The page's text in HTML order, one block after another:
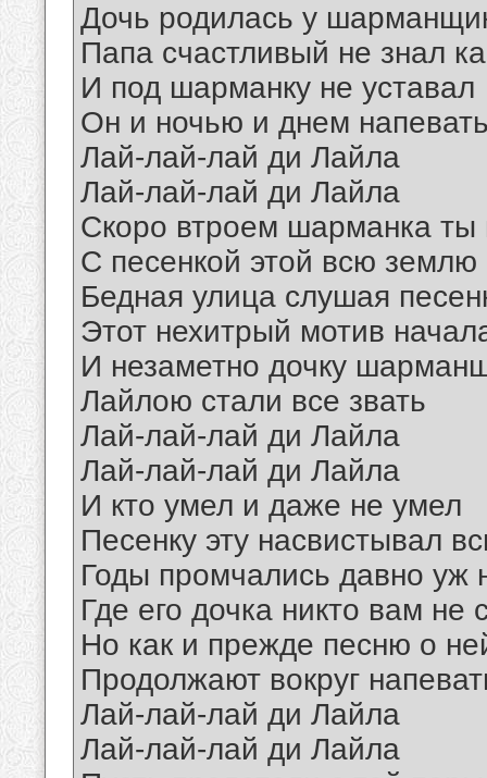
Дочь родилась у
Папа счастливый не знал
И под шарманку не уставал
Он и ночью и днем
Лай-лай-лай ди Лайла
Лай-лай-лай ди Лайла
Скоро втроем шарманка ты
С песенкой этой всю
Бедная улица слушая
Этот нехитрый мотив
И незаметно дочку
Лайлою стали все звать
Лай-лай-лай ди Лайла
Лай-лай-лай ди Лайла
И кто умел и даже не умел
Песенку эту насвистывал
Годы промчались давно уж
Где его дочка никто вам не
Но как и прежде песню о
Продолжают вокруг
Лай-лай-лай ди Лайла
Лай-лай-лай ди Лайла